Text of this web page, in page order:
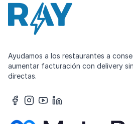
Ayudamos a los restaurantes a
aumentar facturación con delivery
directas.